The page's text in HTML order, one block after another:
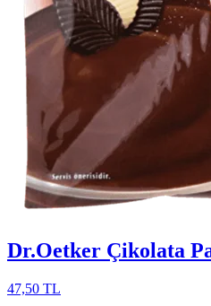
Dr.Oetker Çikolata
47,50 TL